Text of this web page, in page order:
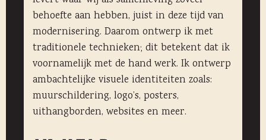
behoefte aan hebben, juist in deze tijd van
modernisering. Daarom ontwerp ik met
traditionele technieken; dit betekent dat ik
voornamelijk met de hand werk. Ik ontwerp
ambachtelijke visuele identiteiten zoals:
muurschildering, logo’s, posters,
uithangborden, websites en meer.